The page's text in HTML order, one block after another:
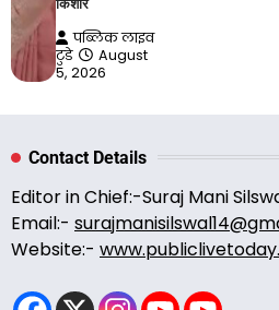
किशोर
पब्लिक लाइव
टुडे
August
5, 2026
Contact Details
Editor in Chief:-Suraj Mani
Email:-
Website:-